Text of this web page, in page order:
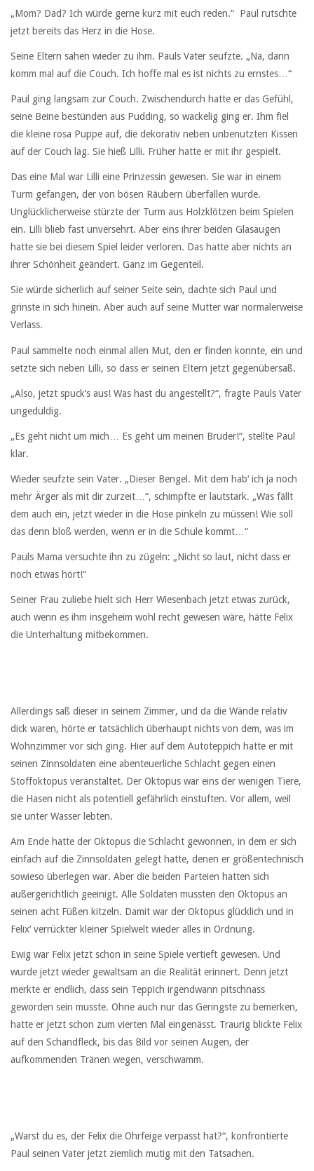
„Mom? Dad? Ich würde gerne kurz mit euch reden.“ Paul rutschte
jetzt bereits das Herz in die Hose.
Seine Eltern sahen wieder zu ihm. Pauls Vater seufzte. „Na, dann
komm mal auf die Couch. Ich hoffe mal es ist nichts zu ernstes…“
Paul ging langsam zur Couch. Zwischendurch hatte er das Gefühl,
seine Beine bestünden aus Pudding, so wackelig ging er. Ihm fiel
die kleine rosa Puppe auf, die dekorativ neben unbenutzten Kissen
auf der Couch lag. Sie hieß Lilli. Früher hatte er mit ihr gespielt.
Das eine Mal war Lilli eine Prinzessin gewesen. Sie war in einem
Turm gefangen, der von bösen Räubern überfallen wurde.
Unglücklicherweise stürzte der Turm aus Holzklötzen beim Spielen
ein. Lilli blieb fast unversehrt. Aber eins ihrer beiden Glasaugen
hatte sie bei diesem Spiel leider verloren. Das hatte aber nichts an
ihrer Schönheit geändert. Ganz im Gegenteil.
Sie würde sicherlich auf seiner Seite sein, dachte sich Paul und
grinste in sich hinein. Aber auch auf seine Mutter war normalerweise
Verlass.
Paul sammelte noch einmal allen Mut, den er finden konnte, ein und
setzte sich neben Lilli, so dass er seinen Eltern jetzt gegenübersaß.
„Also, jetzt spuck‘s aus! Was hast du angestellt?“, fragte Pauls Vater
ungeduldig.
„Es geht nicht um mich… Es geht um meinen Bruder!“, stellte Paul
klar.
Wieder seufzte sein Vater. „Dieser Bengel. Mit dem hab‘ ich ja noch
mehr Ärger als mit dir zurzeit…“, schimpfte er lautstark. „Was fällt
dem auch ein, jetzt wieder in die Hose pinkeln zu müssen! Wie soll
das denn bloß werden, wenn er in die Schule kommt…“
Pauls Mama versuchte ihn zu zügeln: „Nicht so laut, nicht dass er
noch etwas hört!“
Seiner Frau zuliebe hielt sich Herr Wiesenbach jetzt etwas zurück,
auch wenn es ihm insgeheim wohl recht gewesen wäre, hätte Felix
die Unterhaltung mitbekommen.
Allerdings saß dieser in seinem Zimmer, und da die Wände relativ
dick waren, hörte er tatsächlich überhaupt nichts von dem, was im
Wohnzimmer vor sich ging. Hier auf dem Autoteppich hatte er mit
seinen Zinnsoldaten eine abenteuerliche Schlacht gegen einen
Stoffoktopus veranstaltet. Der Oktopus war eins der wenigen Tiere,
die Hasen nicht als potentiell gefährlich einstuften. Vor allem, weil
sie unter Wasser lebten.
Am Ende hatte der Oktopus die Schlacht gewonnen, in dem er sich
einfach auf die Zinnsoldaten gelegt hatte, denen er größentechnisch
sowieso überlegen war. Aber die beiden Parteien hatten sich
außergerichtlich geeinigt. Alle Soldaten mussten den Oktopus an
seinen acht Füßen kitzeln. Damit war der Oktopus glücklich und in
Felix‘ verrückter kleiner Spielwelt wieder alles in Ordnung.
Ewig war Felix jetzt schon in seine Spiele vertieft gewesen. Und
wurde jetzt wieder gewaltsam an die Realität erinnert. Denn jetzt
merkte er endlich, dass sein Teppich irgendwann pitschnass
geworden sein musste. Ohne auch nur das Geringste zu bemerken,
hatte er jetzt schon zum vierten Mal eingenässt. Traurig blickte Felix
auf den Schandfleck, bis das Bild vor seinen Augen, der
aufkommenden Tränen wegen, verschwamm.
„Warst du es, der Felix die Ohrfeige verpasst hat?“, konfrontierte
Paul seinen Vater jetzt ziemlich mutig mit den Tatsachen.